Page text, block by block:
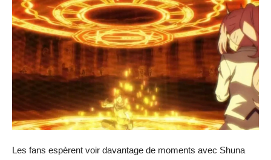
Les fans espèrent voir davantage de moments avec Shuna